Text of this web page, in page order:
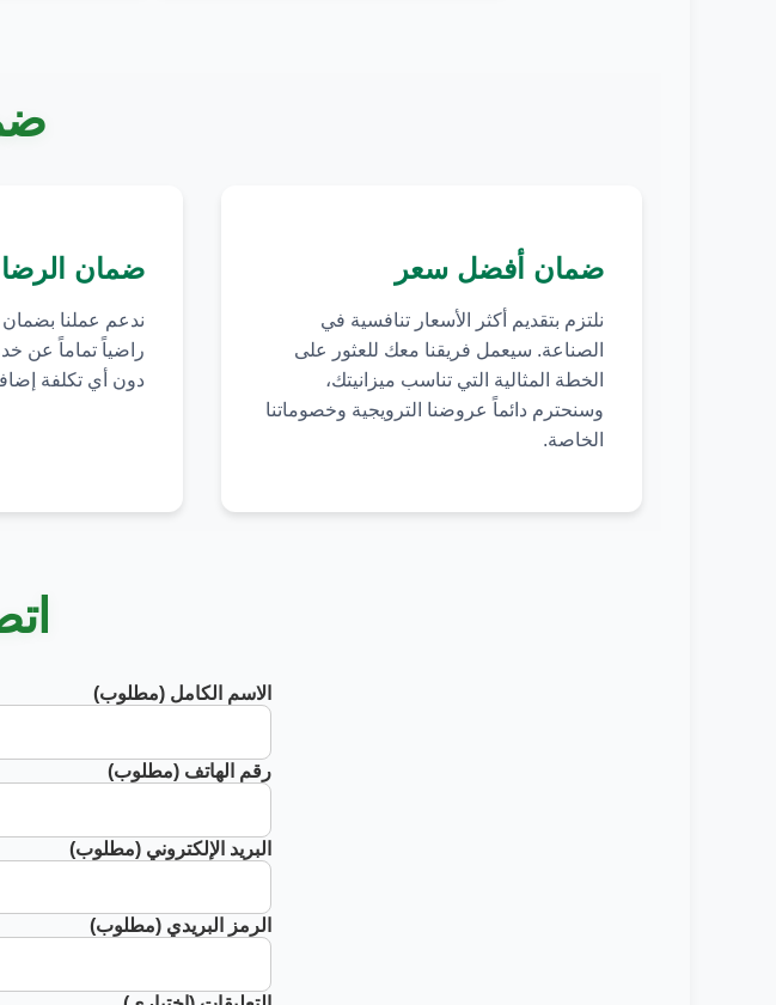
ضمان أفضل سعر
نلتزم بتقديم أكثر الأسعار تنافسية في
الصناعة. سيعمل فريقنا معك للعثور على
الخطة المثالية التي تناسب ميزانيتك،
وسنحترم دائماً عروضنا الترويجية وخصوماتنا
الخاصة.
ضمان الرضا
راضياً تماماً عن
دون أي تكلفة
الاسم الكامل (مطلوب)
رقم الهاتف (مطلوب)
البريد الإلكتروني (مطلوب)
الرمز البريدي (مطلوب)